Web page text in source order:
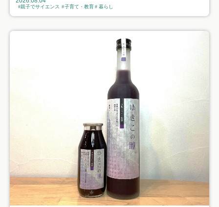
親子でサイエンス 子育て・教育 暮らし